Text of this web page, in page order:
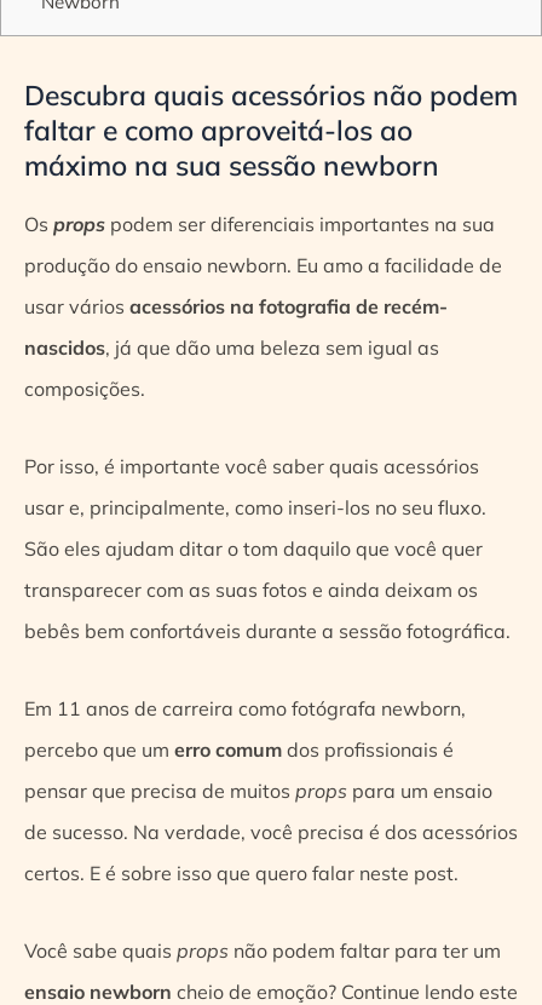
Descubra quais acessórios não podem
faltar e como aproveitá-los ao
máximo na sua sessão newborn
Os props podem ser diferenciais importantes na sua
produção do ensaio newborn. Eu amo a facilidade de
usar vários acessórios na fotografia de recém-
nascidos, já que dão uma beleza sem igual as
composições.
Por isso, é importante você saber quais acessórios
usar e, principalmente, como inseri-los no seu fluxo.
São eles ajudam ditar o tom daquilo que você quer
transparecer com as suas fotos e ainda deixam os
bebês bem confortáveis durante a sessão fotográfica.
Em 11 anos de carreira como fotógrafa newborn,
percebo que um erro comum dos profissionais é
pensar que precisa de muitos props para um ensaio
de sucesso. Na verdade, você precisa é dos acessórios
certos. E é sobre isso que quero falar neste post.
Você sabe quais props não podem faltar para ter um
ensaio newborn cheio de emoção? Continue lendo este